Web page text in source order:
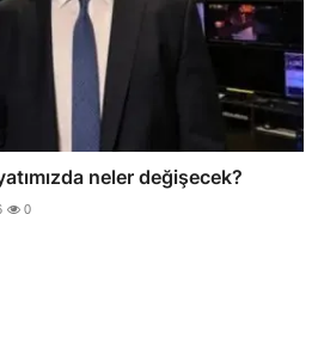
neler değişecek?
0